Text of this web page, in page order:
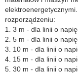
rozporządzeniu:
1. 3 m - dla linii o
2. 5 m - dla linii o
3. 10 m - dla linii o
4. 15 m - dla linii o
5. 30 m - dla linii o